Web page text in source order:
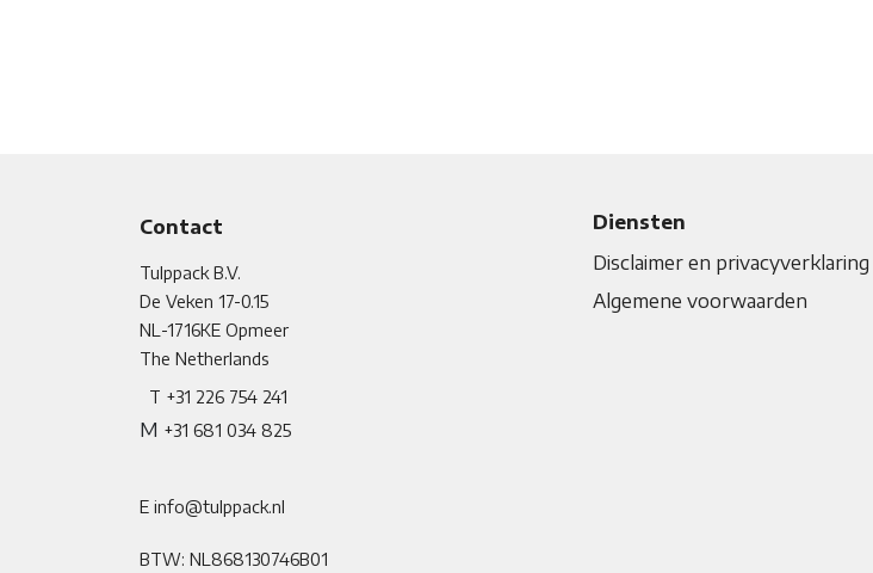
Contact
Tulppack B.V.
De Veken 17-0.15
NL-1716KE Opmeer
The Netherlands
T +31 226 754 241
M +31 681 034 825
E info@tulppack.nl
BTW: NL868130746B01
Diensten
Disclaimer en privacyverklaring
Algemene voorwaarden